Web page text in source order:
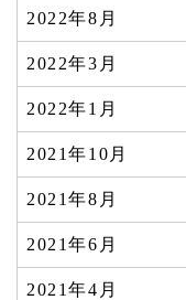
2022年8月
2022年3月
2022年1月
2021年10月
2021年8月
2021年6月
2021年4月